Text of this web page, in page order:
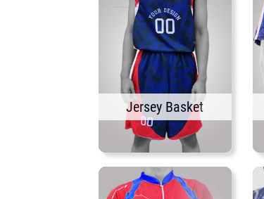
Jersey Basket